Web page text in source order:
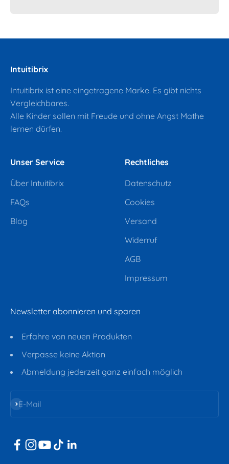
Intuitibrix
Intuitibrix ist eine eingetragene Marke. Es gibt nichts
Vergleichbares.
Alle Kinder sollen mit Freude und ohne Angst Mathe
lernen dürfen.
Unser Service
Über Intuitibrix
FAQs
Blog
Rechtliches
Datenschutz
Cookies
Versand
Widerruf
AGB
Impressum
Newsletter abonnieren und sparen
Erfahre von neuen Produkten
Verpasse keine Aktion
Abmeldung jederzeit ganz einfach möglich
E-Mail
Abonnieren